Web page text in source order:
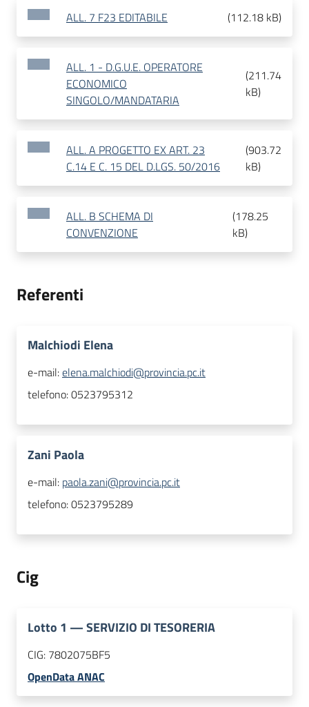
ALL. 7 F23 EDITABILE (112.18 kB)
ALL. 1 - D.G.U.E. OPERATORE
ECONOMICO
SINGOLO/MANDATARIA
(211.74
kB)
ALL. A PROGETTO EX ART. 23
C.14 E C. 15 DEL D.LGS. 50/2016
(903.72
kB)
ALL. B SCHEMA DI
CONVENZIONE
(178.25
kB)
Referenti
Malchiodi Elena
e-mail:elena.malchiodi@provincia.pc.it
telefono:0523795312
Zani Paola
e-mail: paola.zani@provincia.pc.it
telefono:0523795289
Cig
Lotto 1 —SERVIZIO DI TESORERIA
CIG: 7802075BF5
OpenData ANAC